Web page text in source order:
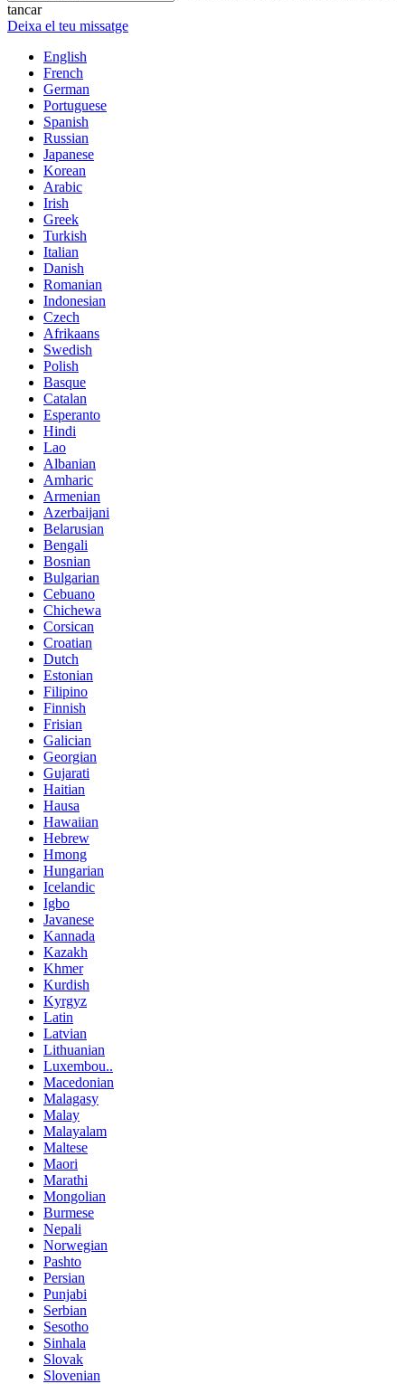
tancar
Deixa el teu missatge
English
French
German
Portuguese
Spanish
Russian
Japanese
Korean
Arabic
Irish
Greek
Turkish
Italian
Danish
Romanian
Indonesian
Czech
Afrikaans
Swedish
Polish
Basque
Catalan
Esperanto
Hindi
Lao
Albanian
Amharic
Armenian
Azerbaijani
Belarusian
Bengali
Bosnian
Bulgarian
Cebuano
Chichewa
Corsican
Croatian
Dutch
Estonian
Filipino
Finnish
Frisian
Galician
Georgian
Gujarati
Haitian
Hausa
Hawaiian
Hebrew
Hmong
Hungarian
Icelandic
Igbo
Javanese
Kannada
Kazakh
Khmer
Kurdish
Kyrgyz
Latin
Latvian
Lithuanian
Luxembou..
Macedonian
Malagasy
Malay
Malayalam
Maltese
Maori
Marathi
Mongolian
Burmese
Nepali
Norwegian
Pashto
Persian
Punjabi
Serbian
Sesotho
Sinhala
Slovak
Slovenian